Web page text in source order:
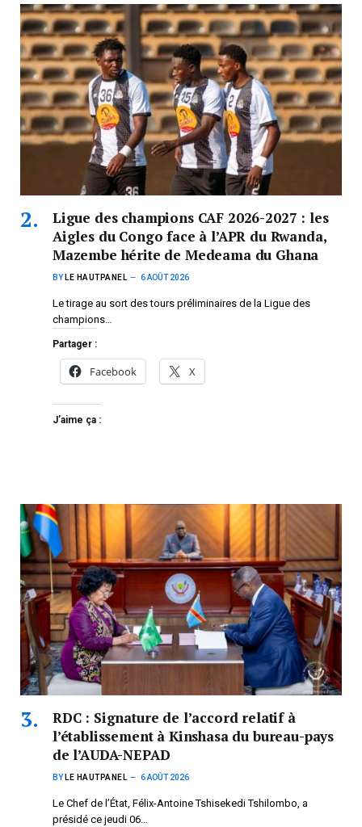
Ligue des champions CAF 2026-2027 : les
Aigles du Congo face à l’APR du Rwanda,
Mazembe hérite de Medeama du Ghana
BY LE HAUTPANEL 6 AOÛT 2026
Le tirage au sort des tours préliminaires de la Ligue des
champions…
Partager :
Facebook X
J’aime ça :
RDC : Signature de l’accord relatif à
l’établissement à Kinshasa du bureau-pays
de l’AUDA-NEPAD
BY LE HAUTPANEL 6 AOÛT 2026
Le Chef de l’État, Félix-Antoine Tshisekedi Tshilombo, a
présidé ce jeudi 06…